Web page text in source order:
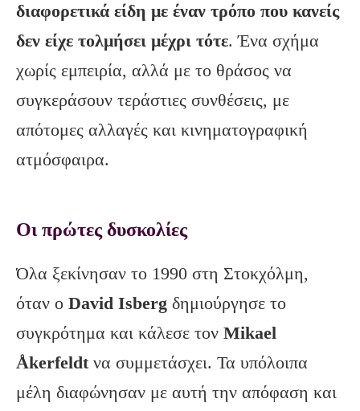
διαφορετικά είδη με έναν τρόπο που κανείς
δεν είχε τολμήσει μέχρι τότε. Ένα σχήμα
χωρίς εμπειρία, αλλά με το θράσος να
συγκεράσουν τεράστιες συνθέσεις, με
απότομες αλλαγές και κινηματογραφική
ατμόσφαιρα.
Οι πρώτες δυσκολίες
Όλα ξεκίνησαν το 1990 στη Στοκχόλμη,
όταν ο David Isberg δημιούργησε το
συγκρότημα και κάλεσε τον Mikael
Åkerfeldtνα συμμετάσχει. Τα υπόλοιπα
μέλη διαφώνησαν με αυτή την απόφαση και